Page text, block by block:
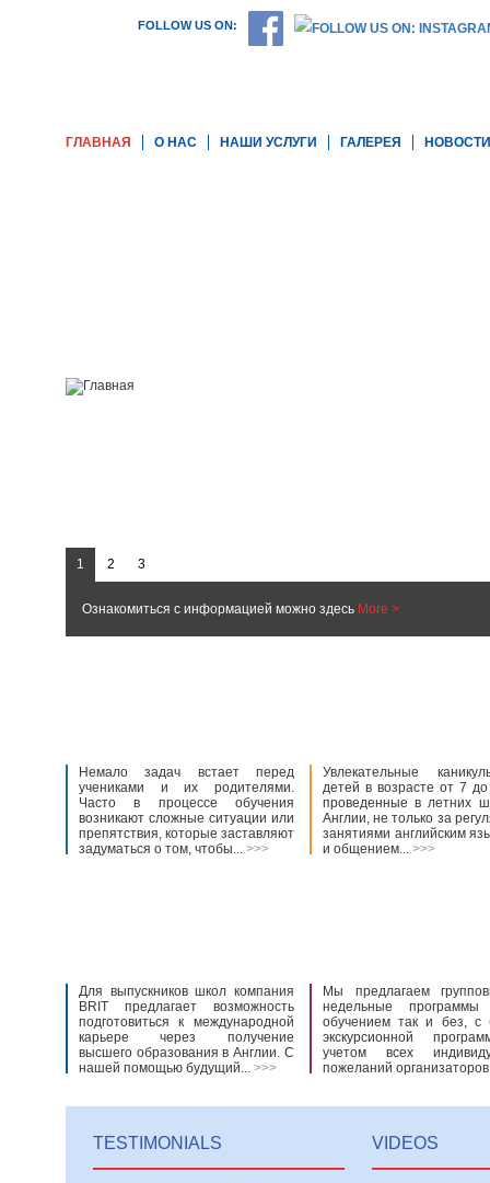
FOLLOW US ON:
ГЛАВНАЯ О НАС НАШИ УСЛУГИ ГАЛЕРЕЯ НОВОСТИ
Ознакомиться с информацией можно здесь More >
1 2 3
Немало задач встает перед
учениками и их родителями.
Часто в процессе обучения
возникают сложные ситуации или
препятствия, которые заставляют
задуматься о том, чтобы... >>>
Увлекательные
детей в возрасте от 7
проведенные в летних
Англии, не только за
занятиями английским
и общением... >>>
Для выпускников школ компания
BRIT предлагает возможность
подготовиться к международной
карьере через получение
высшего образования в Англии. С
нашей помощью будущий... >>>
Мы предлагаем
недельные
обучением так и без, с
экскурсионной
учетом всех
пожеланий
TESTIMONIALS VIDEOS